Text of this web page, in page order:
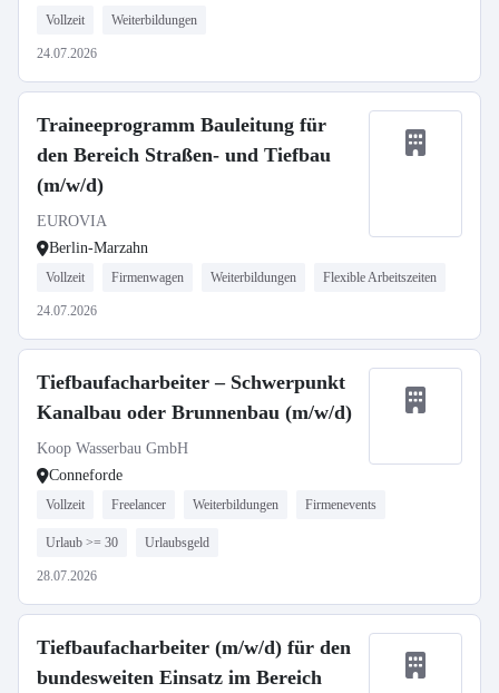
Vollzeit Weiterbildungen
24.07.2026
Traineeprogramm Bauleitung für
den Bereich Straßen- und Tiefbau
(m/w/d)
EUROVIA
Berlin-Marzahn
Vollzeit Firmenwagen Weiterbildungen Flexible Arbeitszeiten
24.07.2026
Tiefbaufacharbeiter – Schwerpunkt
Kanalbau oder Brunnenbau (m/w/d)
Koop Wasserbau GmbH
Conneforde
Vollzeit Freelancer Weiterbildungen Firmenevents
Urlaub >= 30 Urlaubsgeld
28.07.2026
Tiefbaufacharbeiter (m/w/d) für den
bundesweiten Einsatz im Bereich